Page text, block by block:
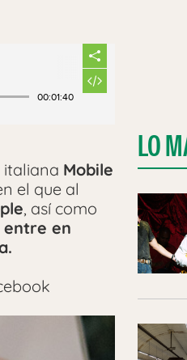
00:01:40
italiana Mobile
el que al
, así como
en
LO